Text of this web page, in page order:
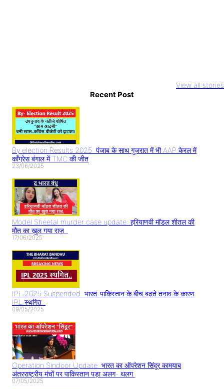
View all stories
तरह बनाते हैं वीडियो
तो सावधान
आलिया भट्ट और
ki prem
Recent Post
By election Results 2025: पंजाब के साथ गुजरात में भी AAP केरल में
काँग्रेस बंगाल में TMC की जीत
23/06/2025
Model Sheetal murder case update: हरियाणवी मॉडल शीतल की
मौत का खुल गया राज़..
17/06/2025
IPL 2025 Suspended: भारत-पाकिस्तान के बीच बढ़ते तनाव के कारण
IPL स्थगित..
09/05/2025
Operation Sindoor Update: भारत का ऑपरेशन सिंदूर कामयाब
अंतरराष्ट्रीय मंचों पर पाकिस्तान पड़ा अलग- थलग
07/05/2025